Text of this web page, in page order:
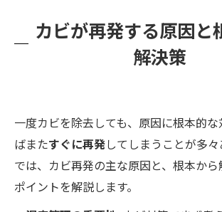
カビが再発する原因と
解決策
一度カビを除去しても、原因に根本的
ばまたすぐに再発してしまうことが多
では、カビ再発の主な原因と、根本か
ポイントを解説します。